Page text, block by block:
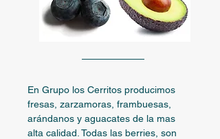
En Grupo los Cerritos producimos
fresas, zarzamoras, frambuesas,
arándanos y aguacates de la mas
alta calidad. Todas las berries, son